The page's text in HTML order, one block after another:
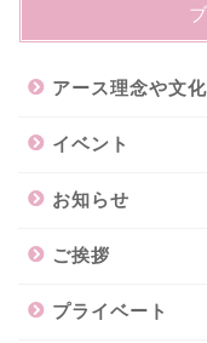
アース理念や文
イベント
お知らせ
ご挨拶
プライベート